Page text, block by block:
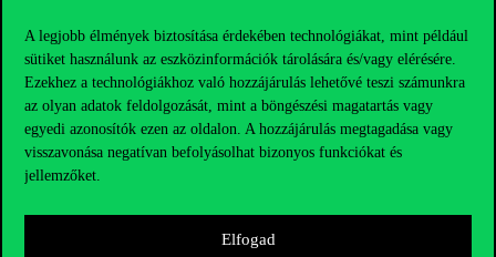
A legjobb élmények biztosítása érdekében technológiákat, mint például
sütiket használunk az eszközinformációk tárolására és/vagy elérésére.
Ezekhez a technológiákhoz való hozzájárulás lehetővé teszi számunkra
az olyan adatok feldolgozását, mint a böngészési magatartás vagy
egyedi azonosítók ezen az oldalon. A hozzájárulás megtagadása vagy
visszavonása negatívan befolyásolhat bizonyos funkciókat és
jellemzőket.
Elfogad
5. „Nehéz megfelelni az egyetemi követelményeknek, elveszett